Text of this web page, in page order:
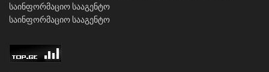
საინფორმაციო სააგენტო
საინფორმაციო სააგენტო